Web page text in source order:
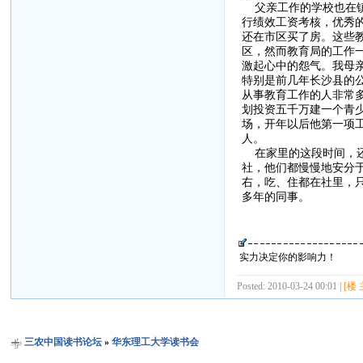
父亲工作的学校也在
行绩效工资考核，优秀
还在市区买了房。这些
区，然而教育局的工作
激起心中的怨气。我母
特别是前几年长沙县的
从事教育工作的人非常
划投资五千万建一个青
场，开年以后他第一项
人。
在家里的这段时间，
社，他们都慢慢地安分
右，吃、住都在社里，
多年的同事。
实力决定你的影响力！
Posted: 2010-03-24 00:01 | [楼
三农中国读书论坛 »华东理工大学读书会